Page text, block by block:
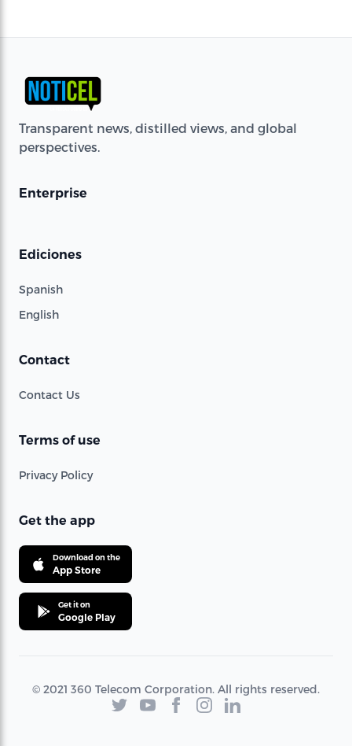
Transparent news, distilled views, and global
perspectives.
Enterprise
Ediciones
Spanish
English
Contact
Contact Us
Terms of use
Privacy Policy
Get the app
Download on the
App Store
Get it on
Google Play
© 2021 360 Telecom Corporation. All rights reserved.